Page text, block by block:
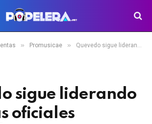
» Promusicae » Quevedo sigue liderando las listas oficiales españolas una semana más
sigue liderando
oficiales